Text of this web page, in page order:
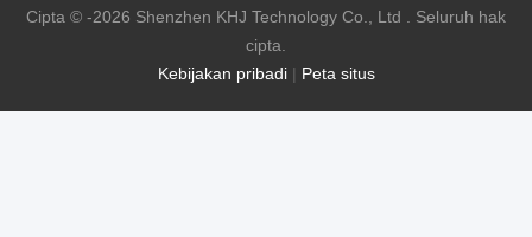
Kebijakan pribadi| Peta situs
Cipta © -2026 Shenzhen KHJ Technology Co., Ltd . Seluruh hak
cipta.